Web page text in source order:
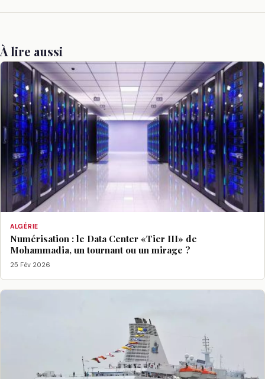
À lire aussi
ALGÉRIE
Numérisation : le Data Center «Tier III» de
Mohammadia, un tournant ou un mirage ?
25 Fév 2026